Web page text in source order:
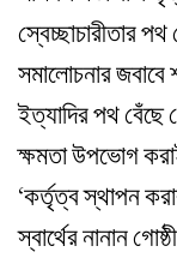
স্বেচ্ছাচারীতার
সমালোচনার
ইত্যাদির পথ
ক্ষমতা উপভোগ
‘কর্তৃত্ব স্থাপন
স্বার্থের নানান